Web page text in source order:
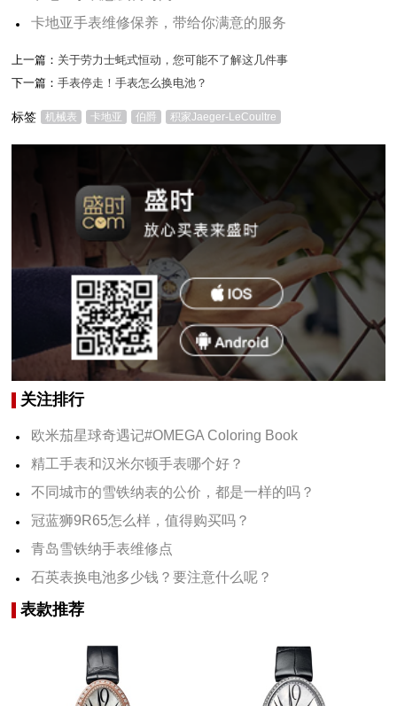
卡地亚手表维修保养，带给你满意的服务
上一篇： 关于劳力士蚝式恒动，您可能不了解这几件事
下一篇：手表停走！手表怎么换电池？
标签 机械表 卡地亚 伯爵 积家Jaeger-LeCoultre
关注排行
欧米茄星球奇遇记#OMEGA Coloring Book
精工手表和汉米尔顿手表哪个好？
不同城市的雪铁纳表的公价，都是一样的吗？
冠蓝狮9R65怎么样，值得购买吗？
青岛雪铁纳手表维修点
石英表换电池多少钱？要注意什么呢？
表款推荐